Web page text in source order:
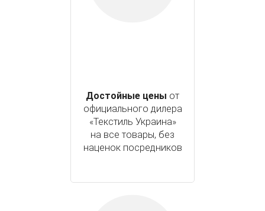
Достойные цены от
официального дилера
«Текстиль Украина»
на все товары, без
наценок посредников